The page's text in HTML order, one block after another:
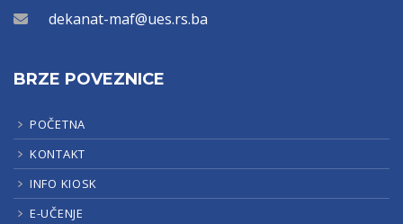
dekanat-maf@ues.rs.ba
BRZE POVEZNICE
POČETNA
KONTAKT
INFO KIOSK
E-UČENJE